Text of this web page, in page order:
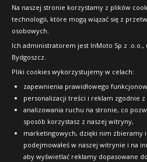
Na naszej stronie korzystamy z plików
technologii, które mogą wiązać się z
osobowych.
Ich administratorem jest InMoto Sp z .o.o.,
Bydgoszcz.
Pliki cookies wykorzystujemy w celach:
zapewnienia prawidłowego
personalizacji treści i reklam zgodnie
analizowania ruchu na stronie, co
sposób korzystasz z naszej witryny,
marketingowych, dzięki nim zbieramy
podejmowałeś w naszej witrynie i na
aby wyświetlać reklamy dopasowane
Raty
FAQ
OFICJALNY PARTNER